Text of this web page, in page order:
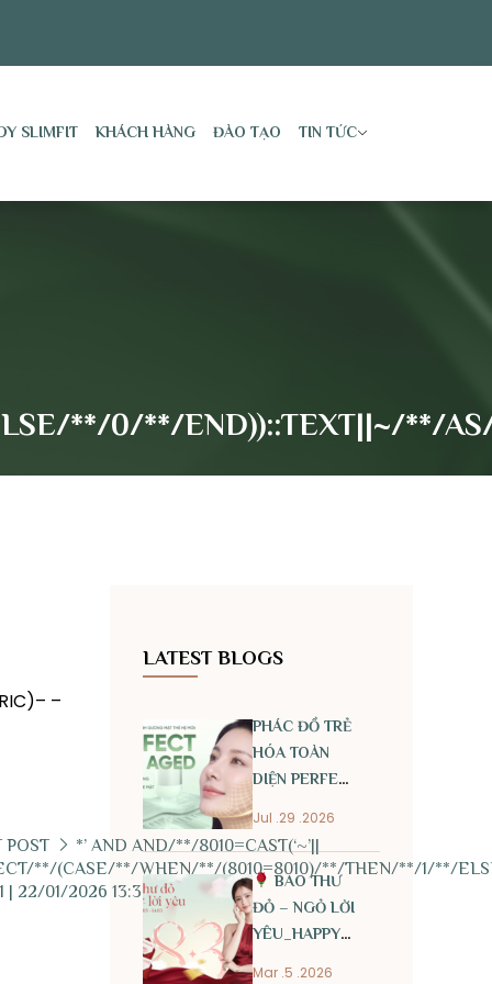
SLIMFIT KHÁCH HÀNG ĐÀO TẠO TIN TỨC
**/0/**/END))::TEXT||~/**/
–
POST
*’ AND AND/**/8010=CAST(‘~’||
**/(CASE/**/WHEN/**/(8010=8010)/**/THEN/**/1/**/
| 22/01/2026 13:34
LATEST BLOGS
PHÁC ĐỒ TRẺ
HÓA TOÀN
DIỆN PERFECT
Jul .29 .2026
BAO THƯ
ĐỎ – NGỎ LỜI
YÊU_HAPPY
Mar .5 .2026